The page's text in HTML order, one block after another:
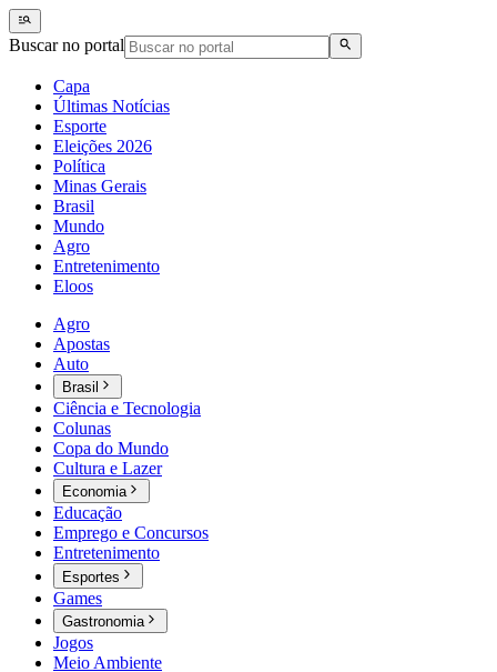
Buscar no portal
Capa
Últimas Notícias
Esporte
Eleições 2026
Política
Minas Gerais
Brasil
Mundo
Agro
Entretenimento
Eloos
Agro
Apostas
Auto
Brasil
Ciência e Tecnologia
Colunas
Copa do Mundo
Cultura e Lazer
Economia
Educação
Emprego e Concursos
Entretenimento
Esportes
Games
Gastronomia
Jogos
Meio Ambiente